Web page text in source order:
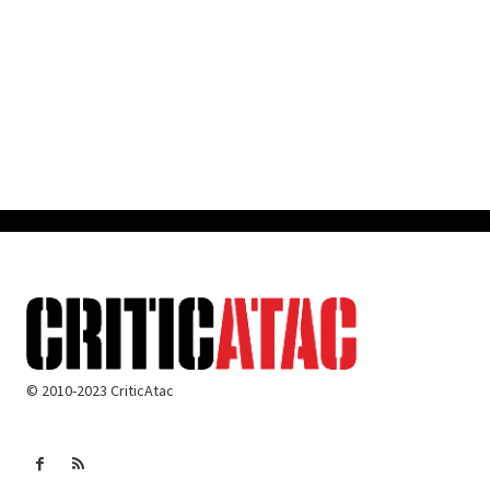
© 2010-2023 CriticAtac